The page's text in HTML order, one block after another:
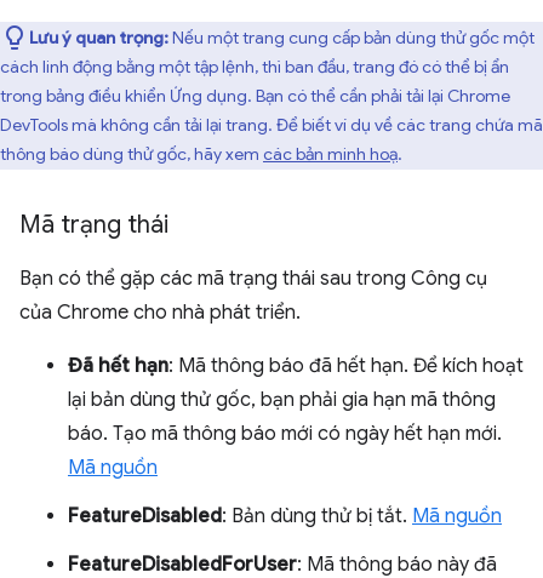
Lưu ý quan trọng:Nếu một trang cung cấp bản dùng thử gốc một
cách linh động bằng một tập lệnh, thì ban đầu, trang đó có thể bị ẩn
trong bảng điều khiển Ứng dụng. Bạn có thể cần phải tải lại Chrome
DevTools mà không cần tải lại trang. Để biết ví dụ về các trang chứa mã
thông báo dùng thử gốc, hãy xem các bản minh hoạ.
Mã trạng thái
Bạn có thể gặp các mã trạng thái sau trong Công cụ
của Chrome cho nhà phát triển.
Đã hết hạn: Mã thông báo đã hết hạn. Để kích hoạt
lại bản dùng thử gốc, bạn phải gia hạn mã thông
báo. Tạo mã thông báo mới có ngày hết hạn mới.
Mã nguồn
FeatureDisabled: Bản dùng thử bị tắt. Mã nguồn
FeatureDisabledForUser: Mã thông báo này đã